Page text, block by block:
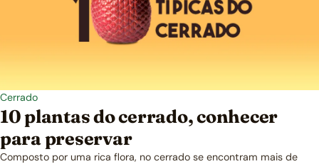
Cerrado
10 plantas do cerrado, conhecer
para preservar
Composto por uma rica flora, no cerrado se encontram mais de